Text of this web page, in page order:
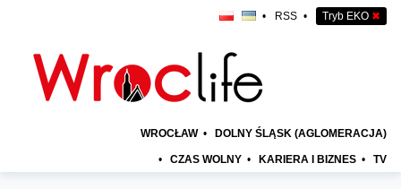
• RSS • Tryb EKO ✖
WROCŁAW • DOLNY ŚLĄSK (AGLOMERACJA)
• CZAS WOLNY • KARIERA I BIZNES • TV